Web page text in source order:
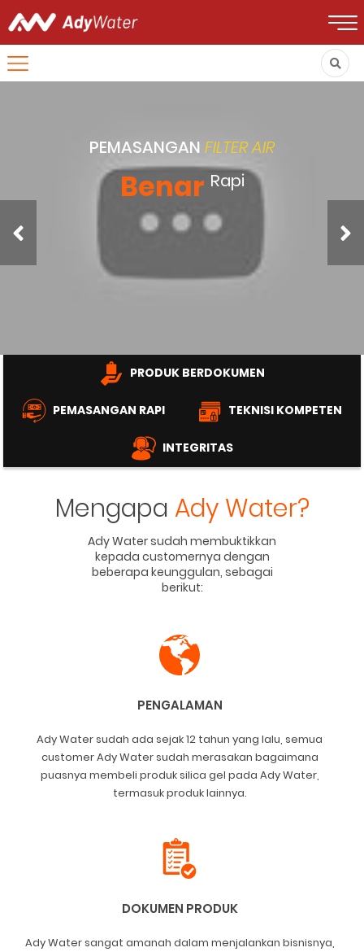
PENGGANTIAN MEDIAFILTER
CepatAman
PRODUK BERDOKUMEN
PEMASANGAN RAPI TEKNISI KOMPETEN
INTEGRITAS
Mengapa Ady Water?
Ady Water sudah membuktikkan
kepada customernya dengan
beberapa keunggulan, sebagai
berikut:
PENGALAMAN
Ady Water sudah ada sejak 12 tahun yang lalu, semua
customer Ady Water sudah merasakan bagaimana
puasnya membeli produk silica gel pada Ady Water,
termasuk produk lainnya.
DOKUMEN PRODUK
Ady Water sangat amanah dalam menjalankan bisnisnya,